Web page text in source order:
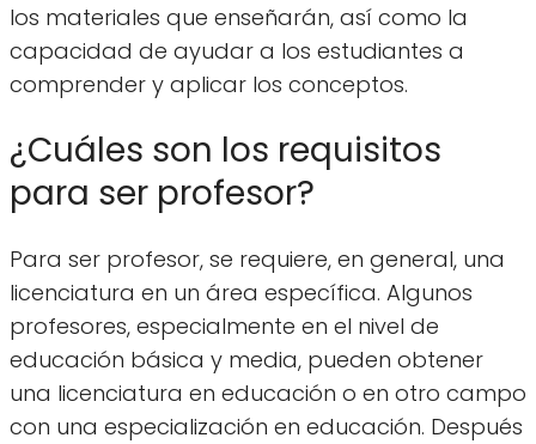
los materiales que enseñarán, así como la
capacidad de ayudar a los estudiantes a
comprender y aplicar los conceptos.
¿Cuáles son los requisitos
para ser profesor?
Para ser profesor, se requiere, en general, una
licenciatura en un área específica. Algunos
profesores, especialmente en el nivel de
educación básica y media, pueden obtener
una licenciatura en educación o en otro campo
con una especialización en educación. Después